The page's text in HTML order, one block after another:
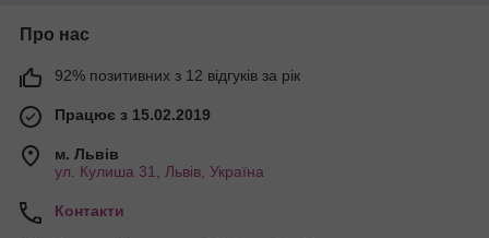
Про нас
92% позитивних з 12 відгуків за рік
Працює з 15.02.2019
м. Львів
ул. Кулиша 31, Львів, Україна
Контакти